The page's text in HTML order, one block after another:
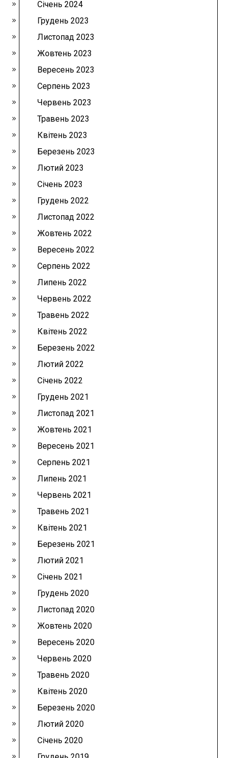
Січень 2024
Грудень 2023
Листопад 2023
Жовтень 2023
Вересень 2023
Серпень 2023
Червень 2023
Травень 2023
Квітень 2023
Березень 2023
Лютий 2023
Січень 2023
Грудень 2022
Листопад 2022
Жовтень 2022
Вересень 2022
Серпень 2022
Липень 2022
Червень 2022
Травень 2022
Квітень 2022
Березень 2022
Лютий 2022
Січень 2022
Грудень 2021
Листопад 2021
Жовтень 2021
Вересень 2021
Серпень 2021
Липень 2021
Червень 2021
Травень 2021
Квітень 2021
Березень 2021
Лютий 2021
Січень 2021
Грудень 2020
Листопад 2020
Жовтень 2020
Вересень 2020
Червень 2020
Травень 2020
Квітень 2020
Березень 2020
Лютий 2020
Січень 2020